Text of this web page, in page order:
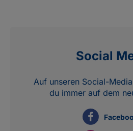
Social
Auf unseren Social-
du immer auf dem